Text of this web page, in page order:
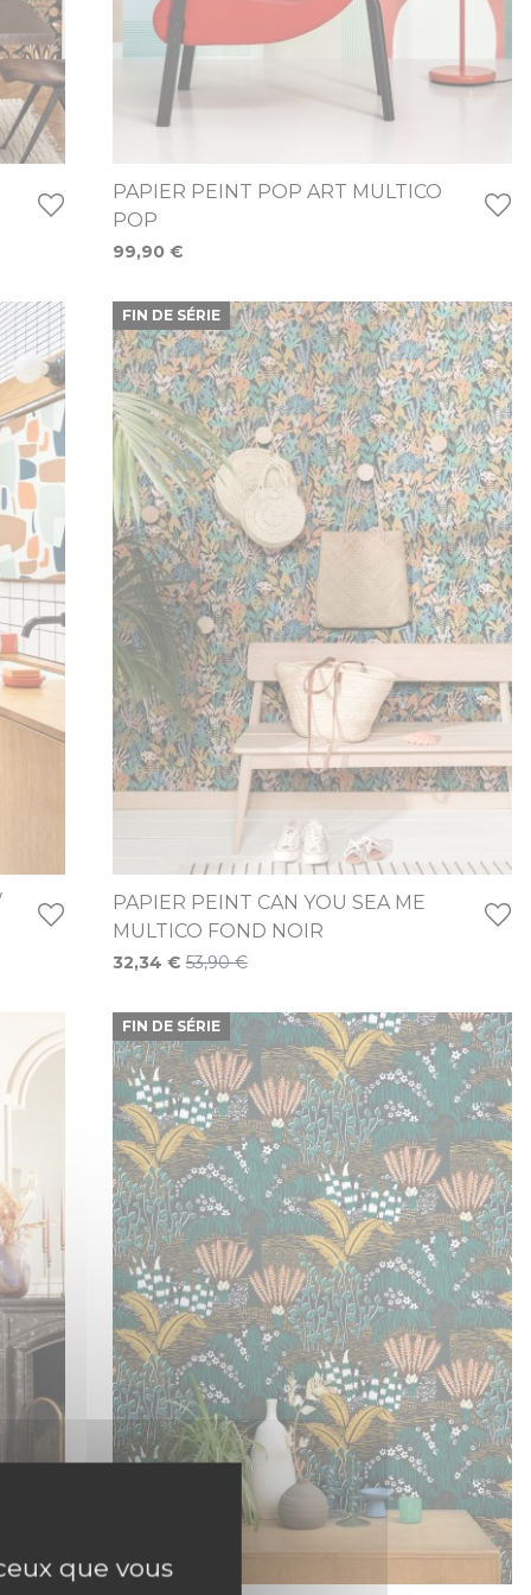
PAPIER PEINT POP ART MULTICO
POP
99,90 €
FIN DE SÉRIE
PAPIER PEINT CAN YOU SEA ME
MULTICO FOND NOIR
Prix Spécial
32,34 € 53,90 €
FIN DE SÉRIE
que vous